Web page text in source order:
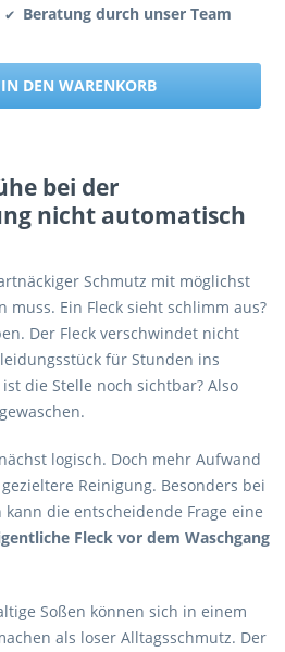
✔ Beratung durch unser Team
DEN WARENKORB
bei der
nicht automatisch
Schmutz mit möglichst
Ein Fleck sieht schlimm aus?
Der Fleck verschwindet nicht
für Stunden ins
die Stelle noch sichtbar? Also
logisch. Doch mehr Aufwand
Reinigung. Besonders bei
die entscheidende Frage eine
Fleck vor dem Waschgang
Soßen können sich in einem
als loser Alltagsschmutz. Der